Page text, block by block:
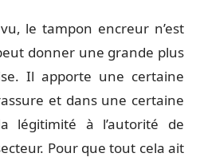
le tampon encreur n’est
donner une grande plus
Il apporte une certaine
et dans une certaine
légitimité à l’autorité de
Pour que tout cela ait